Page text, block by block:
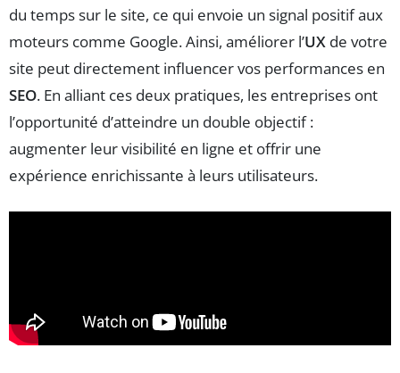
du temps sur le site, ce qui envoie un signal positif aux
moteurs comme Google. Ainsi, améliorer l’UX de votre
site peut directement influencer vos performances en
SEO. En alliant ces deux pratiques, les entreprises ont
l’opportunité d’atteindre un double objectif :
augmenter leur visibilité en ligne et offrir une
expérience enrichissante à leurs utilisateurs.